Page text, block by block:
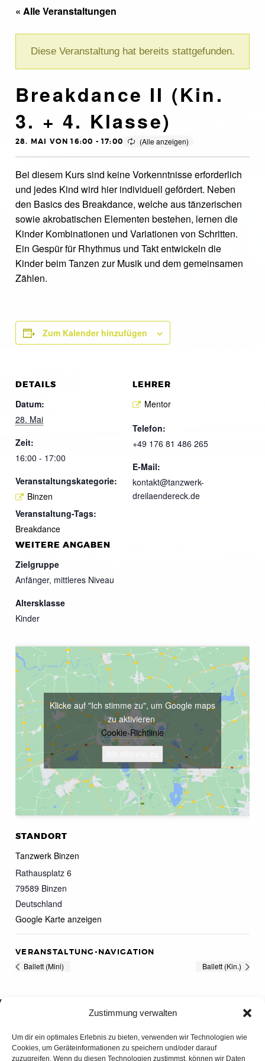
Zustimmung verwalten
Um dir ein optimales Erlebnis zu bieten, verwenden wir Technologien wie
Cookies, um Geräteinformationen zu speichern und/oder darauf
zuzugreifen. Wenn du diesen Technologien zustimmst, können wir Daten
« Alle Veranstaltungen
Diese Veranstaltung hat bereits stattgefunden.
Breakdance II (Kin.
3. + 4. Klasse)
28. MAI VON 16:00 -17:00
Bei diesem Kurs sind keine Vorkenntnisse erforderlich
und jedes Kind wird hier individuell gefördert. Neben
den Basics des Breakdance, welche aus tänzerischen
sowie akrobatischen Elementen bestehen, lernen die
Kinder Kombinationen und Variationen von Schritten.
Ein Gespür für Rhythmus und Takt entwickeln die
Kinder beim Tanzen zur Musik und dem gemeinsamen
Zählen.
Zum Kalender hinzufügen
DETAILS
Datum:
28. Mai
Zeit:
16:00 - 17:00
Veranstaltungskategorie:
Binzen
Veranstaltung-Tags:
Breakdance
LEHRER
Mentor
Telefon:
+49 176 81 486 265
E-Mail:
kontakt@tanzwerk-
dreilaendereck.de
WEITERE ANGABEN
Zielgruppe
Anfänger, mittleres Niveau
Altersklasse
Kinder
STANDORT
Tanzwerk Binzen
Rathausplatz 6
79589 Binzen
Deutschland
Google Karte anzeigen
Klicke auf "Ich stimme zu", um Google maps
zu aktivieren
Cookie-Richtlinie
VERANSTALTUNG-NAVIGATION
Ballett (Mini) Ballett (Kin.)